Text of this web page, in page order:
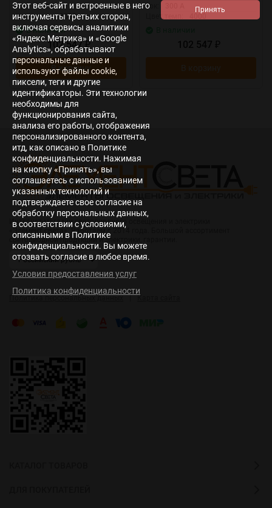
Ток:
300 А
Цвет.темп:
3000
В наличии
102 547
В корзину
Ток:
Цвет.темп:
Интернет-магазин светодиодного освещения и электрики
«Элемент света». Работаем с 2014 года. Большой ассортимент
светодиодной продукции и электрики, гарантии.
Политика персональных данных |
Этот веб-сайт и встроенные в него
инструменты третьих сторон,
включая сервисы аналитики
«Яндекс.Метрика» и «Google
Analytics», обрабатывают
персональные данные и
используют файлы cookie,
пиксели, теги и другие
идентификаторы. Эти технологии
необходимы для
функционирования сайта,
анализа его работы, отображения
персонализированного контента,
итд, как описано в Политике
конфиденциальности. Нажимая
на кнопку «Принять», вы
соглашаетесь с использованием
указанных технологий и
подтверждаете свое согласие на
обработку персональных данных,
в соответствии с условиями,
описанными в Политике
конфиденциальности. Вы можете
отозвать согласие в любое время.
Условия предоставления услуг
Политика конфиденциальности